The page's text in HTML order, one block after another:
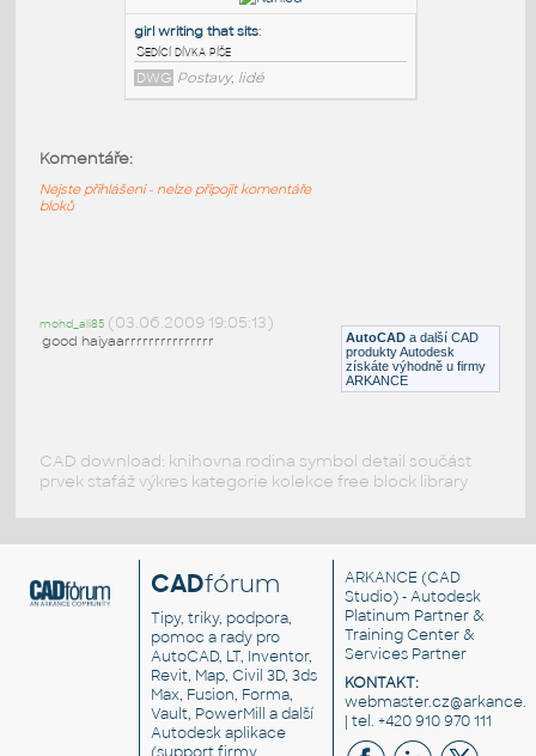
Sedící dívka
DWG Postavy, lidé
DWG Postavy, lidé
DWG Postavy, lidé AutoCAD a další CAD
produkty Autodesk
získáte výhodně u firmy
ARKANCE
Komentáře:
Nejste přihlášeni - nelze připojit komentáře
bloků
mohd_ali85 (03.06.2009 19:05:13)
good haiyaarrrrrrrrrrrrrrr
CAD download: knihovna rodina symbol detail součást
prvek stafáž výkres kategorie kolekce free block library
CADfórum
Tipy, triky, podpora,
pomoc a rady pro
AutoCAD, LT, Inventor,
Revit, Map, Civil 3D, 3ds
Max, Fusion, Forma,
Vault, PowerMill a další
Autodesk aplikace
ARKANCE (CAD
Studio) - Autodesk
Platinum Partner &
Training Center &
Services Partner
KONTAKT:
| tel. +420 910 970 111